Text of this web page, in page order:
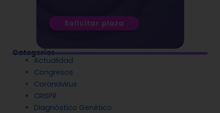
Categorías
Actualidad
Congresos
Coronavirus
CRISPR
Diagnóstico Genético